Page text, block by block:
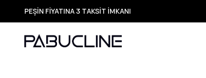
PEŞİN FİYATINA 3 TAKSİT İMKANI
TÜM ÜRÜNLERDE ÜCRETSİZ KARGO
Yeni Sezon Ürünlerde Özel Fırsatlar
Seçili Ürünlerde Hızlı Teslimat